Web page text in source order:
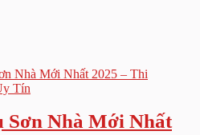
Sơn Nhà Mới Nhất